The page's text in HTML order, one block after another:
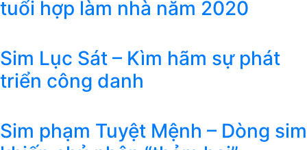
tuổi hợp làm nhà năm 2020
Sim Lục Sát – Kìm hãm sự phát
triển công danh
Sim phạm Tuyệt Mệnh – Dòng sim